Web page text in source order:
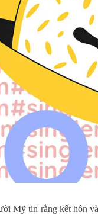
Mỹ tin rằng kết hôn